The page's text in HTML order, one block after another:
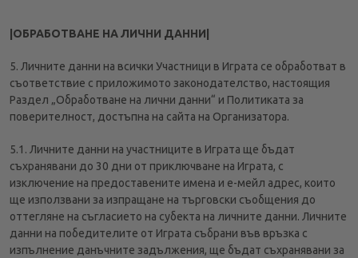
|ОБРАБОТВАНЕ НА ЛИЧНИ ДАННИ|
5. Личните данни на всички Участници в Играта се обработват в
съответствие с приложимото законодателство, настоящия
Раздел „Обработване на лични данни“ и Политиката за
поверителност, достъпна на сайта на Организатора.
5.1. Личните данни на участниците в Играта ще бъдат
съхранявани до 30 дни от приключване на Играта, с
изключение на предоставените имена и е-мейл адрес, които
ще използвани за изпращане на търговски съобщения до
оттегляне на съгласието на субекта на личните данни. Личните
данни на победителите от Играта събрани във връзка с
изпълнение данъчните задължения, ще бъдат съхранявани за